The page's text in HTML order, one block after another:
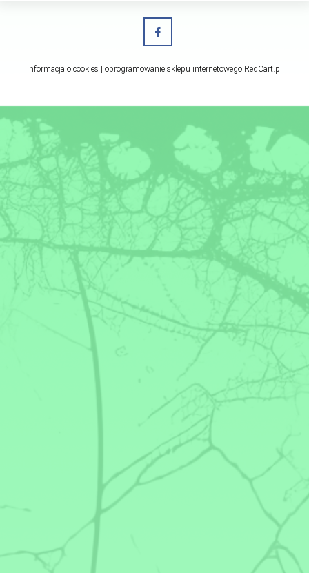
Informacja o cookies oprogramowanie sklepu internetowego RedCart.pl